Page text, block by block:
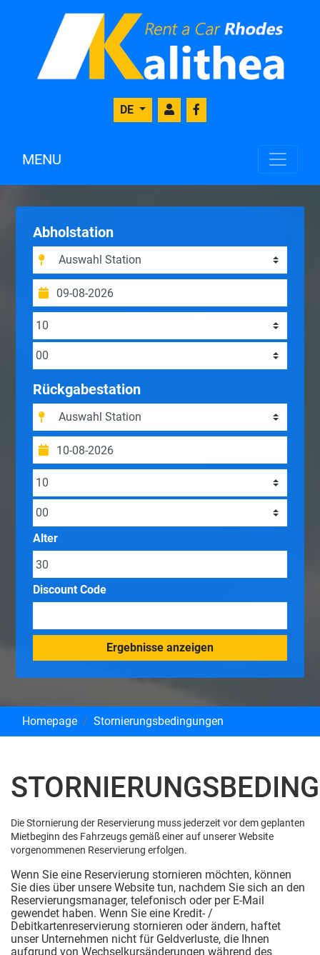
DE
MENU
Abholstation
Rückgabestation
Alter
Discount Code
Ergebnisse anzeigen
Homepage Stornierungsbedingungen
Die Stornierung der Reservierung muss jederzeit vor dem geplanten
Mietbeginn des Fahrzeugs gemäß einer auf unserer Website
vorgenommenen Reservierung erfolgen.
Wenn Sie eine Reservierung stornieren möchten, können
Sie dies über unsere Website tun, nachdem Sie sich an den
Reservierungsmanager, telefonisch oder per E-Mail
gewendet haben. Wenn Sie eine Kredit- /
Debitkartenreservierung stornieren oder ändern, haftet
unser Unternehmen nicht für Geldverluste, die Ihnen
aufgrund von Wechselkursänderungen während des